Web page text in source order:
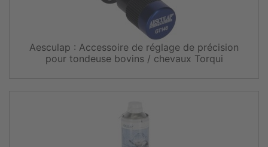
Aesculap : Accessoire de réglage de précision
pour tondeuse bovins / chevaux Torqui